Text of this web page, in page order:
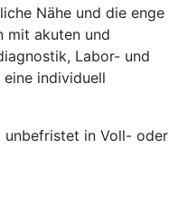
Nähe und die enge
mit akuten und
Labor- und
individuell
unbefristet in Voll- oder